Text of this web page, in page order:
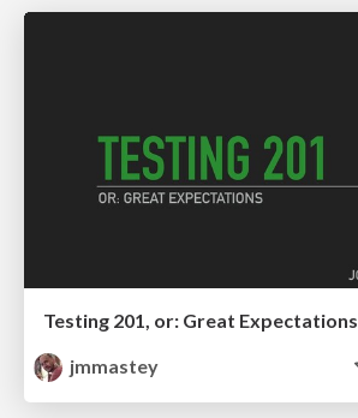
Testing 201, or: Great Expectations
jmmastey